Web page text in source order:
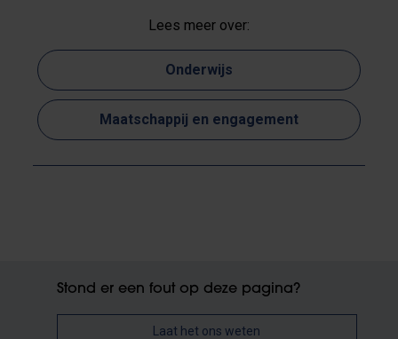
Lees meer over:
Onderwijs
Maatschappij en engagement
Stond er een fout op deze pagina?
Laat het ons weten